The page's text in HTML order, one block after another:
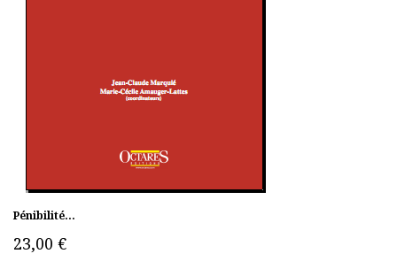
Pénibilité...
23,00 €